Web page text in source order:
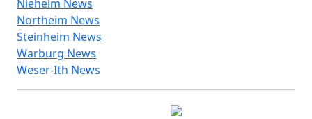
Nieheim News
Northeim News
Steinheim News
Warburg News
Weser-Ith News